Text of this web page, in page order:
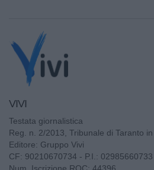
VIVI
Testata giornalistica
Reg. n. 2/2013, Tribunale di Taranto
Editore: Gruppo Vivi
CF: 90210670734 - P.I.: 02985660733
Num. Iscrizione ROC: 44396